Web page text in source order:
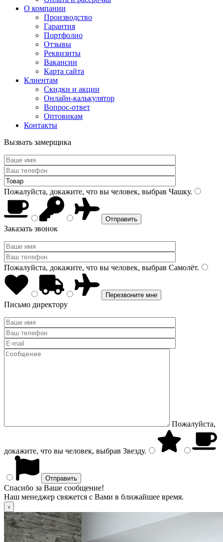
О компании
Производство
Гарантия
Портфолио
Отзывы
Реквизиты
Вакансии
Карта сайта
Клиентам
Скидки и акции
Онлайн-калькулятор
Вопрос-ответ
Оптовикам
Контакты
Вызвать замерщика
Пожалуйста, докажите, что вы человек, выбрав Чашку.
Заказать звонок
Пожалуйста, докажите, что вы человек, выбрав Самолёт.
Письмо директору
Пожалуйста,
докажите, что вы человек, выбрав Звезду.
Спасибо за Ваше сообщение!
Наш менеджер свяжется с Вами в ближайшее время.